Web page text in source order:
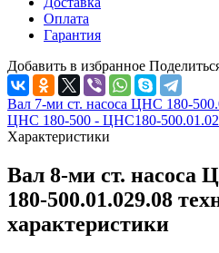
Оплата
Гарантия
Добавить в избранное
Вал 7-ми ст. насоса ЦНС 180-
ЦНС 180-500 - ЦНС180-
Характеристики
Вал 8-ми ст.
180-500.01.029.08
характеристики